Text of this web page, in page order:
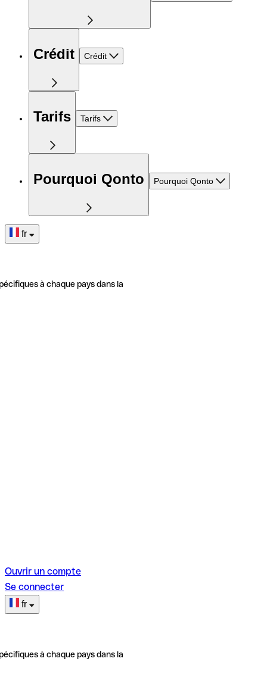
Crédit Crédit
Tarifs Tarifs
Pourquoi Qonto Pourquoi Qonto
fr
à chaque pays dans la
Ouvrir un compte
Se connecter
fr
à chaque pays dans la